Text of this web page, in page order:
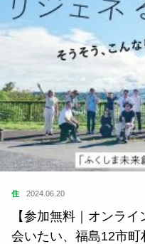
住 2024.06.20
【参加無料｜オンラ
会いたい、福島12市